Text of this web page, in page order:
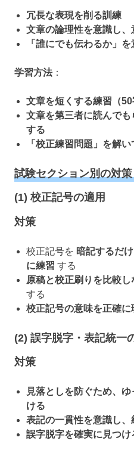
冗長な表現を削る訓練
文章の論理性を意識し
「誰にでも伝わるか」
学習方法：
文章を短くする練習（
文章を第三者に読んで
する
「校正練習問題」を解
試験セクション別の対策
(1) 校正記号の適用
対策
校正記号を 暗記するだ
に練習 する
原稿と校正刷りを比較
する
校正記号の意味を正確に
(2) 誤字脱字・表記統一
対策
見落としを防ぐため、
ける
表記の一貫性を意識し
誤字脱字を確実に見つ